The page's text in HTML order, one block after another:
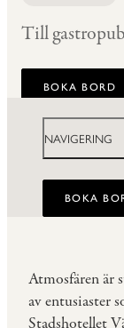
Till
BOKA BORD
NAVIGERING
BOKA
Atmosfären är
av entusiaster